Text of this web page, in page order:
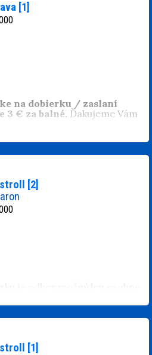
[1]
na dobierku / zaslaní
3 € za balné. Ďakujeme Vám
[2]
je odber možný len osobne.
[1]